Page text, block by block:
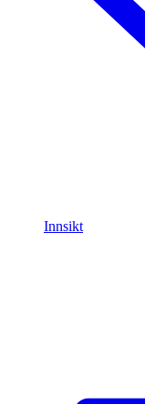
Innsikt